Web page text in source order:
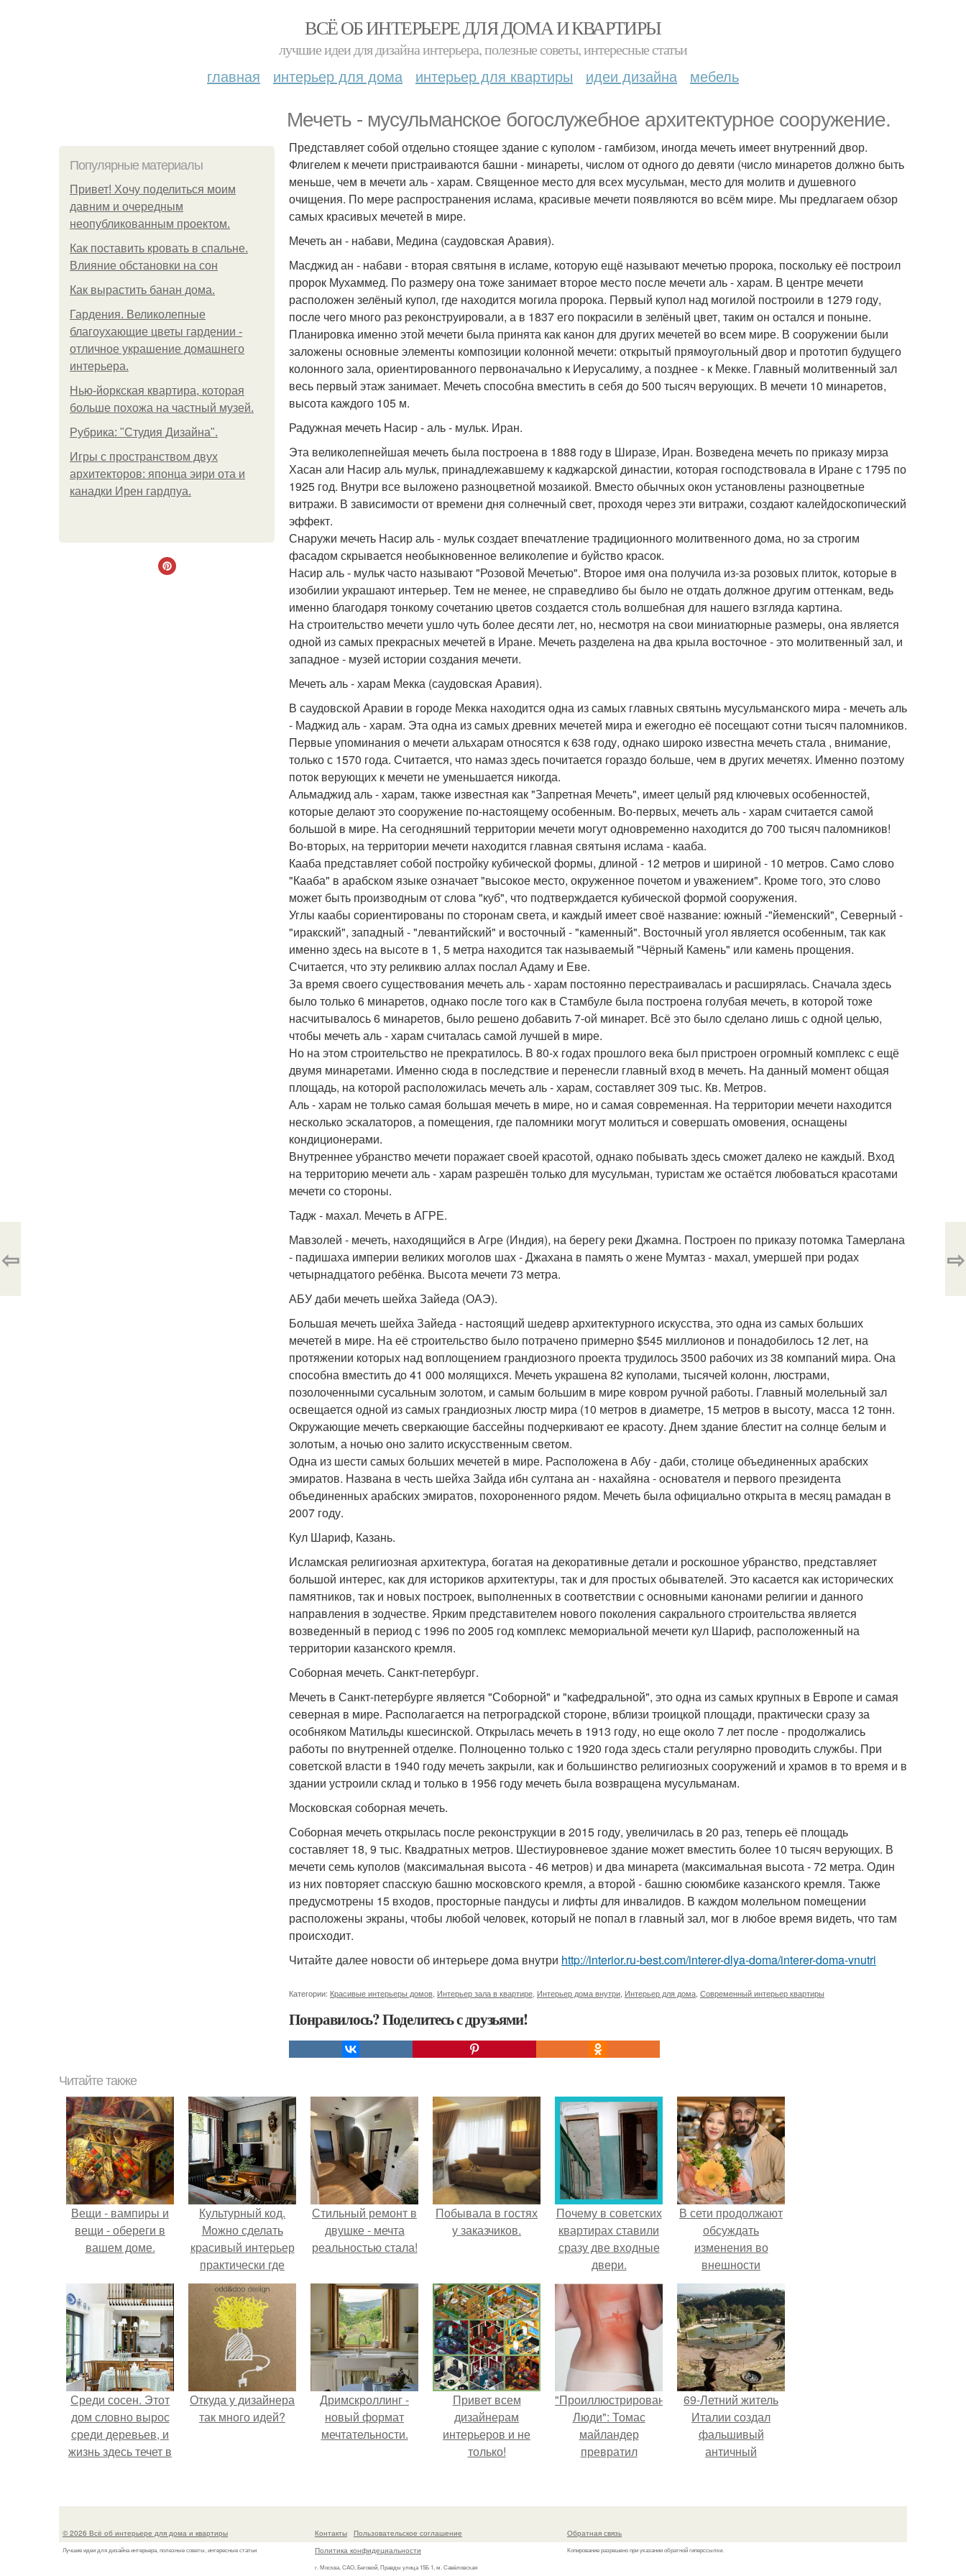
ВСЁ ОБ ИНТЕРЬЕРЕ ДЛЯ ДОМА И КВАРТИРЫ
лучшие идеи для дизайна интерьера, полезные советы, интересные статьи
главная интерьер для дома интерьер для квартиры идеи дизайна мебель
Мечеть - мусульманское богослужебное архитектурное сооружение.
Популярные материалы
Привет! Хочу поделиться моим
давним и очередным
неопубликованным проектом.
Как поставить кровать в спальне.
Влияние обстановки на сон
Как вырастить банан дома.
Гардения. Великолепные
благоухающие цветы гардении -
отличное украшение домашнего
интерьера.
Нью-йоркская квартира, которая
больше похожа на частный музей.
Рубрика: "Студия Дизайна".
Игры с пространством двух
архитекторов: японца эири ота и
канадки Ирен гардпуа.
Представляет собой отдельно стоящее здание с куполом - гамбизом, иногда мечеть имеет внутренний двор.
Флигелем к мечети пристраиваются башни - минареты, числом от одного до девяти (число минаретов должно быть
меньше, чем в мечети аль - харам. Священное место для всех мусульман, место для молитв и душевного
очищения. По мере распространения ислама, красивые мечети появляются во всём мире. Мы предлагаем обзор
самых красивых мечетей в мире.
Мечеть ан - набави, Медина (саудовская Аравия).
Масджид ан - набави - вторая святыня в исламе, которую ещё называют мечетью пророка, поскольку её построил
пророк Мухаммед. По размеру она тоже занимает второе место после мечети аль - харам. В центре мечети
расположен зелёный купол, где находится могила пророка. Первый купол над могилой построили в 1279 году,
после чего много раз реконструировали, а в 1837 его покрасили в зелёный цвет, таким он остался и поныне.
Планировка именно этой мечети была принята как канон для других мечетей во всем мире. В сооружении были
заложены основные элементы композиции колонной мечети: открытый прямоугольный двор и прототип будущего
колонного зала, ориентированного первоначально к Иерусалиму, а позднее - к Мекке. Главный молитвенный зал
весь первый этаж занимает. Мечеть способна вместить в себя до 500 тысяч верующих. В мечети 10 минаретов,
высота каждого 105 м.
Радужная мечеть Насир - аль - мульк. Иран.
Эта великолепнейшая мечеть была построена в 1888 году в Ширазе, Иран. Возведена мечеть по приказу мирза
Хасан али Насир аль мульк, принадлежавшему к каджарской династии, которая господствовала в Иране с 1795 по
1925 год. Внутри все выложено разноцветной мозаикой. Вместо обычных окон установлены разноцветные
витражи. В зависимости от времени дня солнечный свет, проходя через эти витражи, создают калейдоскопический
эффект.
Снаружи мечеть Насир аль - мульк создает впечатление традиционного молитвенного дома, но за строгим
фасадом скрывается необыкновенное великолепие и буйство красок.
Насир аль - мульк часто называют "Розовой Мечетью". Второе имя она получила из-за розовых плиток, которые в
изобилии украшают интерьер. Тем не менее, не справедливо бы было не отдать должное другим оттенкам, ведь
именно благодаря тонкому сочетанию цветов создается столь волшебная для нашего взгляда картина.
На строительство мечети ушло чуть более десяти лет, но, несмотря на свои миниатюрные размеры, она является
одной из самых прекрасных мечетей в Иране. Мечеть разделена на два крыла восточное - это молитвенный зал, и
западное - музей истории создания мечети.
Мечеть аль - харам Мекка (саудовская Аравия).
В саудовской Аравии в городе Мекка находится одна из самых главных святынь мусульманского мира - мечеть аль
- Маджид аль - харам. Эта одна из самых древних мечетей мира и ежегодно её посещают сотни тысяч паломников.
Первые упоминания о мечети альхарам относятся к 638 году, однако широко известна мечеть стала , внимание,
только с 1570 года. Считается, что намаз здесь почитается гораздо больше, чем в других мечетях. Именно поэтому
поток верующих к мечети не уменьшается никогда.
Альмаджид аль - харам, также известная как "Запретная Мечеть", имеет целый ряд ключевых особенностей,
которые делают это сооружение по-настоящему особенным. Во-первых, мечеть аль - харам считается самой
большой в мире. На сегодняшний территории мечети могут одновременно находится до 700 тысяч паломников!
Во-вторых, на территории мечети находится главная святыня ислама - кааба.
Кааба представляет собой постройку кубической формы, длиной - 12 метров и шириной - 10 метров. Само слово
"Кааба" в арабском языке означает "высокое место, окруженное почетом и уважением". Кроме того, это слово
может быть производным от слова "куб", что подтверждается кубической формой сооружения.
Углы каабы сориентированы по сторонам света, и каждый имеет своё название: южный -"йеменский", Северный -
"иракский", западный - "левантийский" и восточный - "каменный". Восточный угол является особенным, так как
именно здесь на высоте в 1, 5 метра находится так называемый "Чёрный Камень" или камень прощения.
Считается, что эту реликвию аллах послал Адаму и Еве.
За время своего существования мечеть аль - харам постоянно перестраивалась и расширялась. Сначала здесь
было только 6 минаретов, однако после того как в Стамбуле была построена голубая мечеть, в которой тоже
насчитывалось 6 минаретов, было решено добавить 7-ой минарет. Всё это было сделано лишь с одной целью,
чтобы мечеть аль - харам считалась самой лучшей в мире.
Но на этом строительство не прекратилось. В 80-х годах прошлого века был пристроен огромный комплекс с ещё
двумя минаретами. Именно сюда в последствие и перенесли главный вход в мечеть. На данный момент общая
площадь, на которой расположилась мечеть аль - харам, составляет 309 тыс. Кв. Метров.
Аль - харам не только самая большая мечеть в мире, но и самая современная. На территории мечети находится
несколько эскалаторов, а помещения, где паломники могут молиться и совершать омовения, оснащены
кондиционерами.
Внутреннее убранство мечети поражает своей красотой, однако побывать здесь сможет далеко не каждый. Вход
на территорию мечети аль - харам разрешён только для мусульман, туристам же остаётся любоваться красотами
мечети со стороны.
Тадж - махал. Мечеть в АГРЕ.
Мавзолей - мечеть, находящийся в Агре (Индия), на берегу реки Джамна. Построен по приказу потомка Тамерлана
- падишаха империи великих моголов шах - Джахана в память о жене Мумтаз - махал, умершей при родах
четырнадцатого ребёнка. Высота мечети 73 метра.
АБУ даби мечеть шейха Зайеда (ОАЭ).
Большая мечеть шейха Зайеда - настоящий шедевр архитектурного искусства, это одна из самых больших
мечетей в мире. На её строительство было потрачено примерно $545 миллионов и понадобилось 12 лет, на
протяжении которых над воплощением грандиозного проекта трудилось 3500 рабочих из 38 компаний мира. Она
способна вместить до 41 000 молящихся. Мечеть украшена 82 куполами, тысячей колонн, люстрами,
позолоченными сусальным золотом, и самым большим в мире ковром ручной работы. Главный молельный зал
освещается одной из самых грандиозных люстр мира (10 метров в диаметре, 15 метров в высоту, масса 12 тонн.
Окружающие мечеть сверкающие бассейны подчеркивают ее красоту. Днем здание блестит на солнце белым и
золотым, а ночью оно залито искусственным светом.
Одна из шести самых больших мечетей в мире. Расположена в Абу - даби, столице объединенных арабских
эмиратов. Названа в честь шейха Зайда ибн султана ан - нахайяна - основателя и первого президента
объединенных арабских эмиратов, похороненного рядом. Мечеть была официально открыта в месяц рамадан в
2007 году.
Кул Шариф, Казань.
Исламская религиозная архитектура, богатая на декоративные детали и роскошное убранство, представляет
большой интерес, как для историков архитектуры, так и для простых обывателей. Это касается как исторических
памятников, так и новых построек, выполненных в соответствии с основными канонами религии и данного
направления в зодчестве. Ярким представителем нового поколения сакрального строительства является
возведенный в период с 1996 по 2005 год комплекс мемориальной мечети кул Шариф, расположенный на
территории казанского кремля.
Соборная мечеть. Санкт-петербург.
Мечеть в Санкт-петербурге является "Соборной" и "кафедральной", это одна из самых крупных в Европе и самая
северная в мире. Располагается на петроградской стороне, вблизи троицкой площади, практически сразу за
особняком Матильды кшесинской. Открылась мечеть в 1913 году, но еще около 7 лет после - продолжались
работы по внутренней отделке. Полноценно только с 1920 года здесь стали регулярно проводить службы. При
советской власти в 1940 году мечеть закрыли, как и большинство религиозных сооружений и храмов в то время и в
здании устроили склад и только в 1956 году мечеть была возвращена мусульманам.
Московская соборная мечеть.
Соборная мечеть открылась после реконструкции в 2015 году, увеличилась в 20 раз, теперь её площадь
составляет 18, 9 тыс. Квадратных метров. Шестиуровневое здание может вместить более 10 тысяч верующих. В
мечети семь куполов (максимальная высота - 46 метров) и два минарета (максимальная высота - 72 метра. Один
из них повторяет спасскую башню московского кремля, а второй - башню сююмбике казанского кремля. Также
предусмотрены 15 входов, просторные пандусы и лифты для инвалидов. В каждом молельном помещении
расположены экраны, чтобы любой человек, который не попал в главный зал, мог в любое время видеть, что там
происходит.
Читайте далее новости об интерьере дома внутри http://interior.ru-best.com/interer-dlya-doma/interer-doma-vnutri
Категории: Красивые интерьеры домов Интерьер зала в квартире Интерьер дома внутри Интерьер для дома Современный интерьер квартиры
Понравилось? Поделитесь с друзьями!
⇦ ⇨
Читайте также
Вещи - вампиры и
вещи - обереги в
вашем доме.
Культурный код.
Можно сделать
красивый интерьер
практически где
угодно.
Стильный ремонт в
двушке - мечта
реальностью стала!
Побывала в гостях
у заказчиков.
Почему в советских
квартирах ставили
сразу две входные
двери.
В сети продолжают
обсуждать
изменения во
внешности
актрисы.
Среди сосен. Этот
дом словно вырос
среди деревьев, и
жизнь здесь течет в
спешки и лишнего
Откуда у дизайнера
так много идей?
Дримскроллинг -
новый формат
мечтательности.
Привет всем
дизайнерам
интерьеров и не
только!
"Проиллюстрированные
Люди": Томас
майландер
превратил
69-Летний житель
Италии создал
фальшивый
античный
успешно выдавал
наследие.
© 2026 Всё об интерьере для дома и квартиры
Лучшие идеи для дизайна интерьера, полезные советы, интересные статьи
Контакты
Пользовательское соглашение
Политика конфидециальности
г. Москва, САО, Беговой, Правды улица 15Б 1, м. Савёловская
Обратная связь
Копирование разрешено при указании обратной гиперссылки.